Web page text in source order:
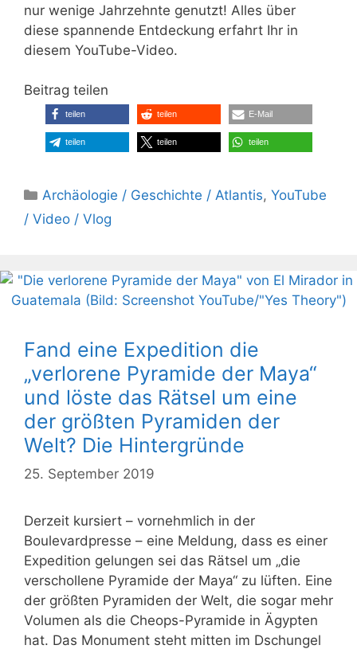
nur wenige Jahrzehnte genutzt! Alles über
diese spannende Entdeckung erfahrt Ihr in
diesem YouTube-Video.
Beitrag teilen
teilen teilen E-Mail
teilen teilen teilen
Kategorien
Archäologie / Geschichte / Atlantis,YouTube
/ Video / Vlog
Fand eine Expedition die
„verlorene Pyramide der Maya“
und löste das Rätsel um eine
der größten Pyramiden der
Welt? Die Hintergründe
25. September 2019
Derzeit kursiert – vornehmlich in der
Boulevardpresse – eine Meldung, dass es einer
Expedition gelungen sei das Rätsel um „die
verschollene Pyramide der Maya“ zu lüften. Eine
der größten Pyramiden der Welt, die sogar mehr
Volumen als die Cheops-Pyramide in Ägypten
hat. Das Monument steht mitten im Dschungel